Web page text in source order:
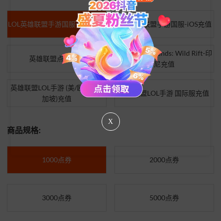
LOL英雄联盟手游国服-安卓充值 LOL英雄联盟手游国服-iOS充值
英雄联盟点券充值
League of Legends: Wild Rift-印
尼充值
英雄联盟LOL手游 (美/欧/港/新
加坡)充值
英雄联盟LOL手游 国际服充值
商品规格:
1000点券 2000点券
3000点券 5000点券
X